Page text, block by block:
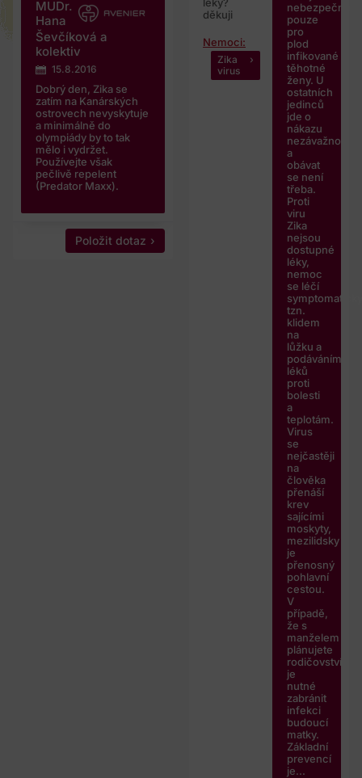
MUDr.
Hana
Ševčíková a
kolektiv
15.8.2016
Dobrý den, Zika se
zatím na Kanárských
ostrovech nevyskytuje
a minimálně do
olympiády by to tak
mělo i vydržet.
Používejte však
pečlivě repelent
(Predator Maxx).
Položit dotaz
děkuji
Nemoci:
Zika
virus
nebezpečná
pouze
pro
plod
infikované
těhotné
ženy. U
ostatních
jedinců
jde o
nákazu
nezávažnou
a
obávat
se není
třeba.
Proti
viru
Zika
nejsou
dostupné
léky,
nemoc
se léčí
tzn.
klidem
na
lůžku a
podáváním
léků
proti
bolesti
a
teplotám.
Virus
se
nejčastěji
na
člověka
přenáší
krev
sajícími
moskyty,
mezilidsky
je
přenosný
pohlavní
cestou.
V
případě,
že s
manželem
plánujete
rodičovství,
je
nutné
zabránit
infekci
budoucí
matky.
Základní
prevencí
je...